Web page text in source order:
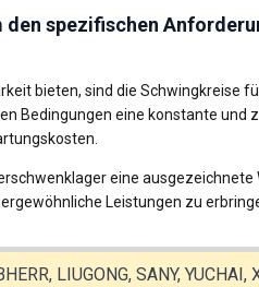
spezifischen
bieten, sind die Schwingkreise
Bedingungen eine konstante und
eine
Leistungen zu
LIUGONG, SANY,